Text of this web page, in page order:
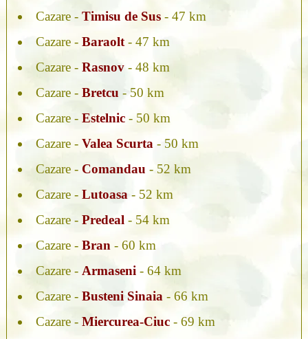
Cazare - Timisu de Sus- 47 km
Cazare - Baraolt- 47 km
Cazare - Rasnov- 48 km
Cazare - Bretcu - 50 km
Cazare - Estelnic- 50 km
Cazare - Valea Scurta- 50 km
Cazare - Comandau - 52 km
Cazare - Lutoasa- 52 km
Cazare - Predeal- 54 km
Cazare - Bran- 60 km
Cazare - Armaseni- 64 km
Cazare - Busteni Sinaia- 66 km
Cazare - Miercurea-Ciuc- 69 km